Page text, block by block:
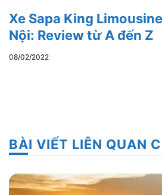
Xe Sapa King
Nội: Review từ A đến Z
08/02/2022
BÀI VIẾT LIÊN QUAN